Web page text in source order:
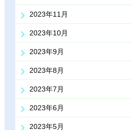
2023年11月
2023年10月
2023年9月
2023年8月
2023年7月
2023年6月
2023年5月